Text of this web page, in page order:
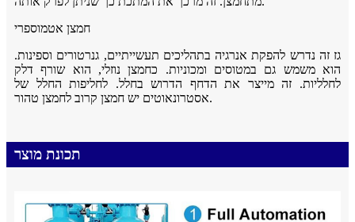
חמצן אטמוספרי
גז זה נדרש להפקת אנרגיה בתהליכים תעשייתיים, גנרטורים וספינות.
הוא משמש גם במטוסים ומכוניות. כחמצן נוזלי, הוא שורף דלק
לחלליות. זה מייצר את הדחף הדרוש בחלל. לחליפות החלל של
אסטרונאוטים יש חמצן קרוב לחמצן טהור.
תכונת מוצר